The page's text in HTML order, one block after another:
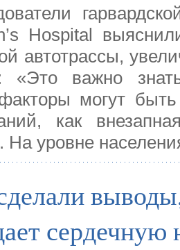
Hospital
автотрассы,
важно
факторы могут
как
На уровне
сердечную